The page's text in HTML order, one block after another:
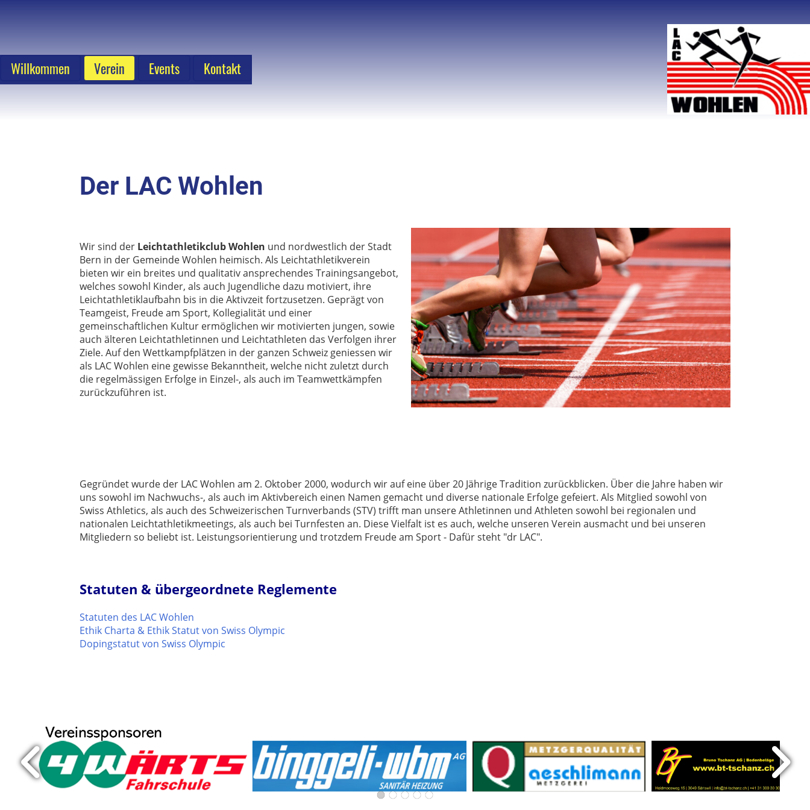
Willkommen Verein Events Kontakt
Der LAC Wohlen
Wir sind der Leichtathletikclub Wohlen und nordwestlich der Stadt
Bern in der Gemeinde Wohlen heimisch. Als Leichtathletikverein
bieten wir ein breites und qualitativ ansprechendes Trainingsangebot,
welches sowohl Kinder, als auch Jugendliche dazu motiviert, ihre
Leichtathletiklaufbahn bis in die Aktivzeit fortzusetzen. Geprägt von
Teamgeist, Freude am Sport, Kollegialität und einer
gemeinschaftlichen Kultur ermöglichen wir motivierten jungen, sowie
auch älteren Leichtathletinnen und Leichtathleten das Verfolgen ihrer
Ziele. Auf den Wettkampfplätzen in der ganzen Schweiz geniessen wir
als LAC Wohlen eine gewisse Bekanntheit, welche nicht zuletzt durch
die regelmässigen Erfolge in Einzel-, als auch im Teamwettkämpfen
zurückzuführen ist.
Gegründet wurde der LAC Wohlen am 2. Oktober 2000, wodurch wir auf eine über 20 Jährige Tradition zurückblicken. Über die Jahre haben wir
uns sowohl im Nachwuchs-, als auch im Aktivbereich einen Namen gemacht und diverse nationale Erfolge gefeiert. Als Mitglied sowohl von
Swiss Athletics, als auch des Schweizerischen Turnverbands (STV) trifft man unsere Athletinnen und Athleten sowohl bei regionalen und
nationalen Leichtathletikmeetings, als auch bei Turnfesten an. Diese Vielfalt ist es auch, welche unseren Verein ausmacht und bei unseren
Mitgliedern so beliebt ist. Leistungsorientierung und trotzdem Freude am Sport - Dafür steht "dr LAC".
Statuten & übergeordnete Reglemente
Statuten des LAC Wohlen
Ethik Charta & Ethik Statut von Swiss Olympic
Dopingstatut von Swiss Olympic